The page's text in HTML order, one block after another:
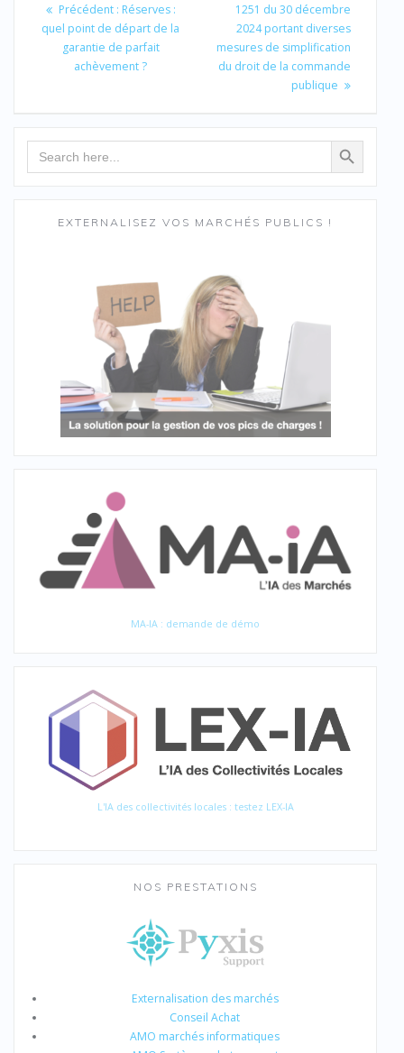
l’article
Précédent : Article
précédent
:
Réserves :
quel point de départ de la
garantie de parfait
achèvement ?
suivant
:
1251 du 30 décembre
2024 portant diverses
mesures de simplification
du droit de la commande
publique
Search Search Button
EXTERNALISEZ VOS MARCHÉS PUBLICS !
MA-IA : demande de démo
L'IA des collectivités locales : testez LEX-IA
NOS PRESTATIONS
Externalisation des marchés
Conseil Achat
AMO marchés informatiques